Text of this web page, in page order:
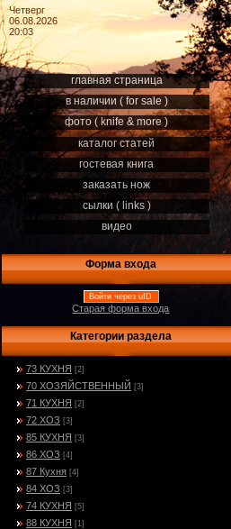
Четверг
06.08.2026
20:03
главная страница
в наличии ( for sale )
фото ( knife & more )
каталог статей
гостевая книга
заказать нож
сылки ( links )
видео
Форма входа
Войти через uID
Старая форма входа
Категории раздела
73 КУХНЯ [2]
70 ХОЗЯЙСТВЕННЫЙ [3]
71 КУХНЯ [2]
72 ХОЗ [3]
85 КУХНЯ [3]
86 ХОЗ [4]
87 Кухня [4]
84 ХОЗ [3]
74 КУХНЯ [5]
88 КУХНЯ [1]